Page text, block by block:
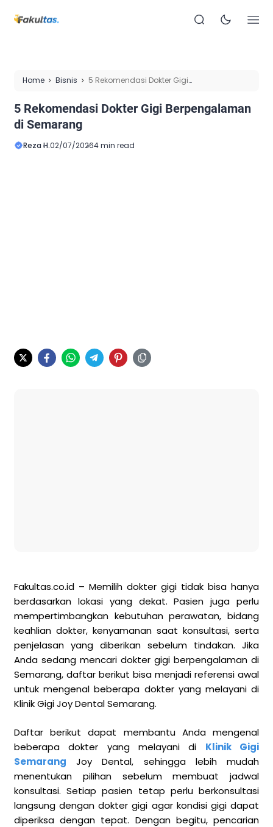
Home Bisnis
5 Rekomendasi Dokter Gigi
5 Rekomendasi Dokter Gigi Berpengalaman
di Semarang
Reza H.02/07/20264 min read
Fakultas.co.id – Memilih dokter gigi tidak bisa hanya
berdasarkan lokasi yang dekat. Pasien juga perlu
mempertimbangkan kebutuhan perawatan, bidang
keahlian dokter, kenyamanan saat konsultasi, serta
penjelasan yang diberikan sebelum tindakan. Jika
Anda sedang mencari dokter gigi berpengalaman di
Semarang, daftar berikut bisa menjadi referensi awal
untuk mengenal beberapa dokter yang melayani di
Klinik Gigi Joy Dental Semarang.
Daftar berikut dapat membantu Anda mengenal
beberapa dokter yang melayani di
Klinik Gigi
Semarang
Joy Dental, sehingga lebih mudah
menentukan pilihan sebelum membuat jadwal
konsultasi. Setiap pasien tetap perlu berkonsultasi
langsung dengan dokter gigi agar kondisi gigi dapat
diperiksa dengan tepat. Dengan begitu, pencarian